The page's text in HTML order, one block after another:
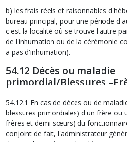
b) les frais réels et raisonnables
bureau principal, pour une période
c'est la localité où se trouve l'autre
de l'inhumation ou de la cérémonie
a pas d'inhumation).
54.12 Décès ou maladie
primordial/Blessures
54.12.1 En cas de décès ou de
blessures primordiales) d'un frère ou
frères et demi-sœurs) du
conjoint de fait, l'administrateur